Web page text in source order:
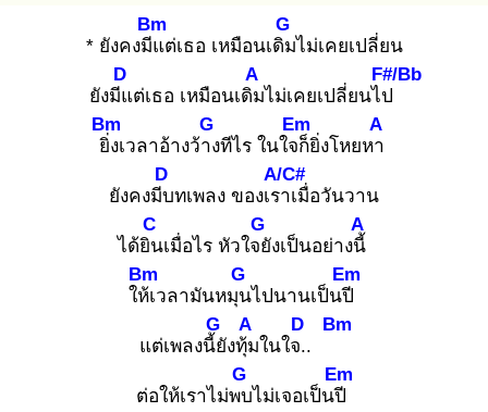
* ยังคงมีแ
Bm
ต่เธอ เหมือนเดิม
G
ไม่เคยเปลี่ยน
ยังมีแ
D
ต่เธอ เหมือนเดิม
A
ไม่เคยเปลี่ยนไป
F#/Bb
ยิ่ง
Bm
เวลาอ้างว้าง
G
ทีไร ในใจก็
Em
ยิ่งโหยหา
A
ยังคงมีบ
D
ทเพลง ของเรา
A/C#
เมื่อวันวาน
ได้ยิน
C
เมื่อไร หัวใจยั
G
งเป็นอย่างนี้
A
ให้เ
Bm
วลามันหมุน
G
ไปนานเป็นปี
Em
แต่เพลงนี้ยั
G
งทุ้ม
A
ในใจ..
D Bm
ต่อให้เราไม่พบ
G
ไม่เจอเป็นปี
Em